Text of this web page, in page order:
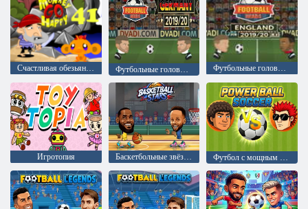
Счастливая обезьянка: Уровень 41 Футбольные головы: 2019-20 Германия (Бундеслига) Футбольные головы Англия 2019-20
Игротопия Баскетбольные звёзды Футбол с мощным мячом